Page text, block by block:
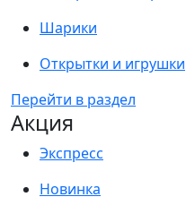
Шарики
Открытки и игрушки
Перейти в раздел
Акция
Экспресс
Новинка